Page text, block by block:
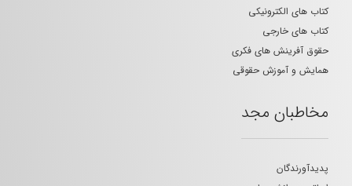
کتاب های الکترونیکی
کتاب های خارجی
حقوق آفرینش های فکری
همایش و آموزش حقوقی
مخاطبان مجد
پدیدآورندگان